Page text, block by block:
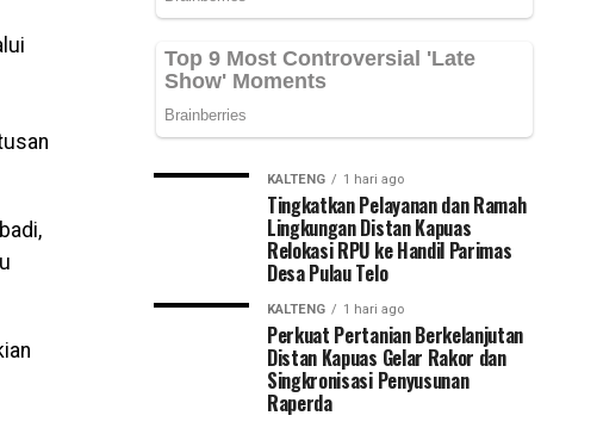
Kepemimpinan
Nasional
(PKN)
Timur
Provinsi
Muhammad
Syarifuddin
mendampingi
para
peserta
KALTENG 1 hari ago
Tingkatkan Pelayanan dan Ramah
Lingkungan Distan Kapuas
Relokasi RPU ke Handil Parimas
Desa Pulau Telo
KALTENG 1 hari ago
Perkuat Pertanian Berkelanjutan
Distan Kapuas Gelar Rakor dan
Singkronisasi Penyusunan
Raperda